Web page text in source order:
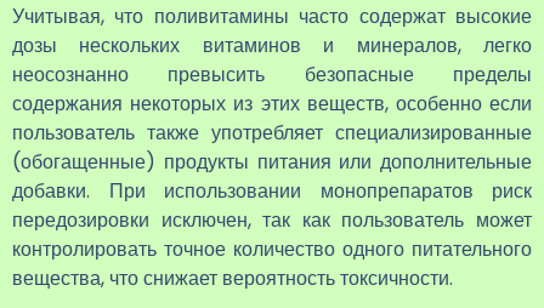
Учитывая, что поливитамины часто содержат высокие
дозы нескольких витаминов и минералов, легко
неосознанно превысить безопасные пределы
содержания некоторых из этих веществ, особенно если
пользователь также употребляет специализированные
(обогащенные) продукты питания или дополнительные
добавки. При использовании монопрепаратов риск
передозировки исключен, так как пользователь может
контролировать точное количество одного питательного
вещества, что снижает вероятность токсичности.